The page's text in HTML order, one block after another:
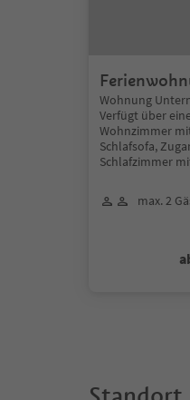
Wohnung
Verfügt über
Wohnzimmer
Schlafsofa,
Schlafzimmer
max. 2